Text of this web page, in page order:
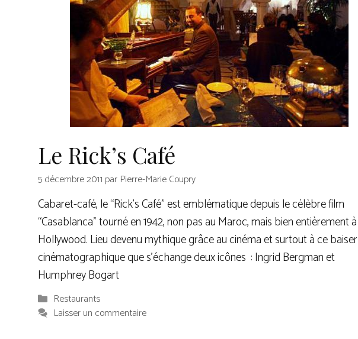
Le Rick’s Café
5 décembre 2011 par Pierre-Marie Coupry
Cabaret-café, le “Rick’s Café” est emblématique depuis le célèbre film
“Casablanca” tourné en 1942, non pas au Maroc, mais bien entièrement à
Hollywood. Lieu devenu mythique grâce au cinéma et surtout à ce baiser
cinématographique que s’échange deux icônes : Ingrid Bergman et
Humphrey Bogart
Catégories
Restaurants
Laisser un commentaire